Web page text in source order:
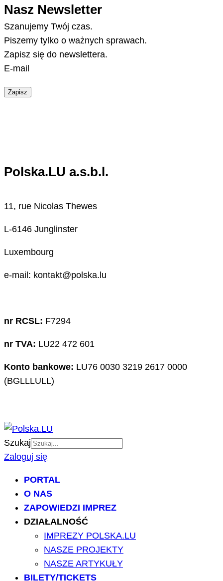
Nasz Newsletter
Szanujemy Twój czas.
Piszemy tylko o ważnych sprawach.
Zapisz się do newslettera.
E-mail
Zapisz
Polska.LU a.s.b.l.
11, rue Nicolas Thewes
L-6146 Junglinster
Luxembourg
e-mail: kontakt@polska.lu
nr RCSL: F7294
nr TVA: LU22 472 601
Konto bankowe: LU76 0030 3219 2617 0000
(BGLLLULL)
Szukaj
Zaloguj się
PORTAL
O NAS
ZAPOWIEDZI IMPREZ
DZIAŁALNOŚĆ
IMPREZY POLSKA.LU
NASZE PROJEKTY
NASZE ARTYKUŁY
BILETY/TICKETS